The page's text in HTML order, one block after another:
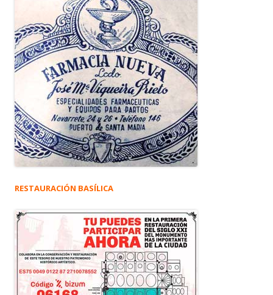
RESTAURACIÓN BASÍLICA